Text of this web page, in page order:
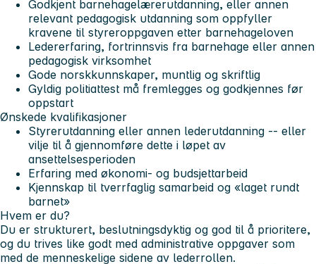
Godkjent barnehagelærerutdanning, eller annen
relevant pedagogisk utdanning som oppfyller
kravene til styreroppgaven etter barnehageloven
Ledererfaring, fortrinnsvis fra barnehage eller annen
pedagogisk virksomhet
Gode norskkunnskaper, muntlig og skriftlig
Gyldig politiattest må fremlegges og godkjennes før
oppstart
Ønskede kvalifikasjoner
Styrerutdanning eller annen lederutdanning -- eller
vilje til å gjennomføre dette i løpet av
ansettelsesperioden
Erfaring med økonomi- og budsjettarbeid
Kjennskap til tverrfaglig samarbeid og «laget rundt
barnet»
Hvem er du?
Du er strukturert, beslutningsdyktig og god til å prioritere,
og du trives like godt med administrative oppgaver som
med de menneskelige sidene av lederrollen.